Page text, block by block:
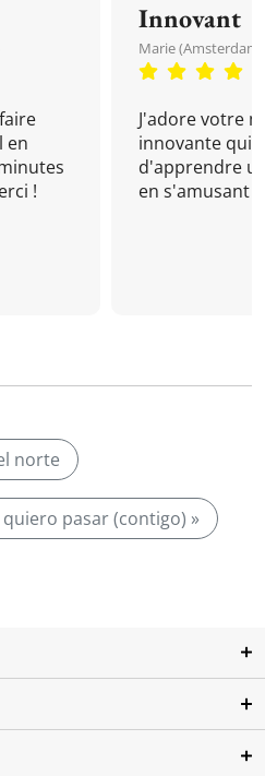
en
!
Innovant
Marie (Amsterdam,
J'adore votre
innovante qui
d'apprendre
en s'amusant !
norte
quiero pasar (contigo) »